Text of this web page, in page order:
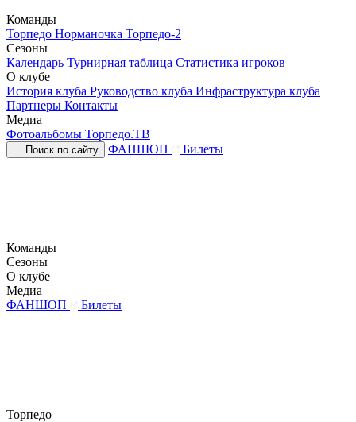
Команды
Торпедо Норманочка Торпедо-2
Сезоны
Календарь Турнирная таблица Статистика игроков
О клубе
История клуба Руководство клуба Инфраструктура клуба
Партнеры Контакты
Медиа
Фотоальбомы Торпедо.ТВ
Поиск по сайту ФАНШОП Билеты
Команды
Сезоны
О клубе
Медиа
ФАНШОП
Билеты
Торпедо